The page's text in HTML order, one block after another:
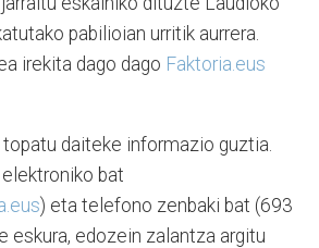
pabilioian urritik aurrera.
irekita dago dago Faktoria.eus
daiteke informazio guztia.
bat
) eta telefono zenbaki bat (693
eskura, edozein zalantza argitu